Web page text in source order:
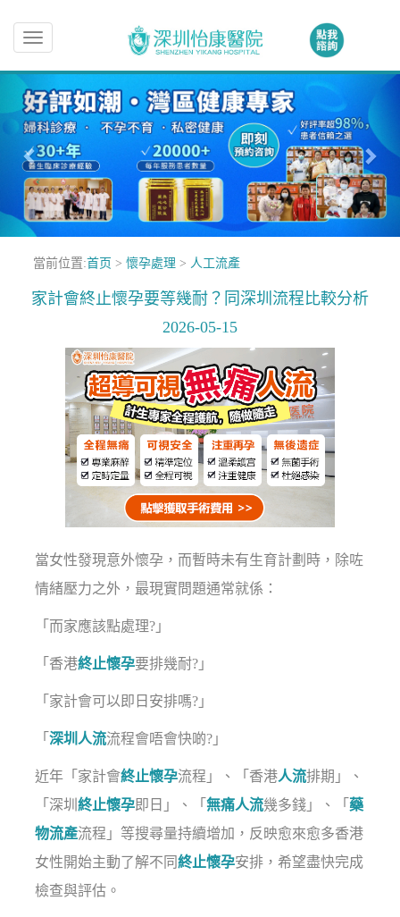
Toggle
navigation
當前位置:首页 > 懷孕處理 > 人工流產
家計會終止懷孕要等幾耐？同深圳流程比較分析
2026-05-15
當女性發現意外懷孕，而暫時未有生育計劃時，除咗
情緒壓力之外，最現實問題通常就係：
「而家應該點處理?」
「香港終止懷孕要排幾耐?」
「家計會可以即日安排嗎?」
「深圳人流流程會唔會快啲?」
近年「家計會終止懷孕流程」、「香港人流排期」、
「深圳終止懷孕即日」、「無痛人流幾多錢」、「 藥
物流產流程」等搜尋量持續增加，反映愈來愈多香港
女性開始主動了解不同終止懷孕安排，希望盡快完成
檢查與評估。